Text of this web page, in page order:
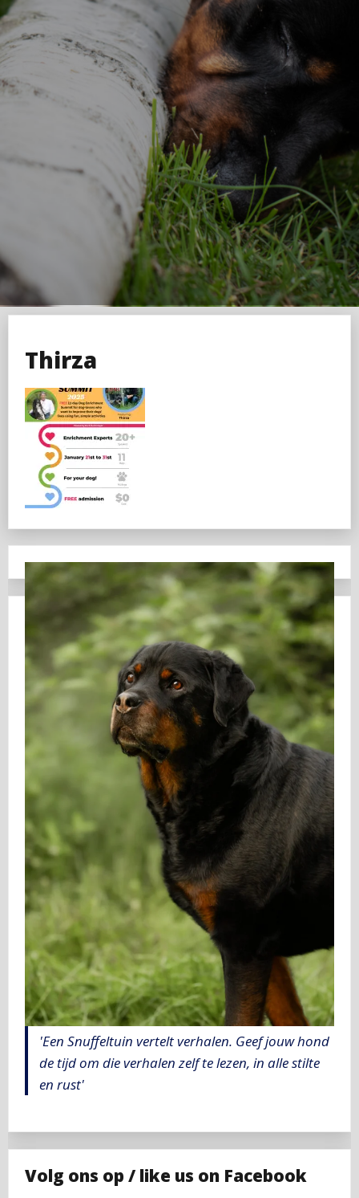
Thirza
'Een Snuffeltuin vertelt verhalen. Geef jouw hond
de tijd om die verhalen zelf te lezen, in alle stilte
en rust'
Volg ons op / like us on Facebook